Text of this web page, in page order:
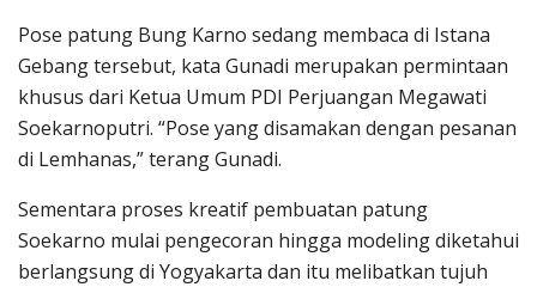
Pose patung Bung Karno sedang membaca di Istana
Gebang tersebut, kata Gunadi merupakan permintaan
khusus dari Ketua Umum PDI Perjuangan Megawati
Soekarnoputri. “Pose yang disamakan dengan pesanan
di Lemhanas,” terang Gunadi.
Sementara proses kreatif pembuatan patung
Soekarno mulai pengecoran hingga modeling diketahui
berlangsung di Yogyakarta dan itu melibatkan tujuh